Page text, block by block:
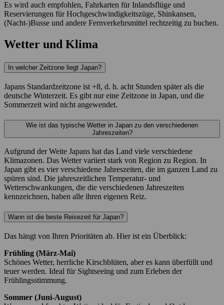
Es wird auch empfohlen, Fahrkarten für Inlandsflüge und
Reservierungen für Hochgeschwindigkeitszüge, Shinkansen,
(Nacht-)Busse und andere Fernverkehrsmittel rechtzeitig zu buchen.
Wetter und Klima
In welcher Zeitzone liegt Japan?
Japans Standardzeitzone ist +8, d. h. acht Stunden später als die
deutsche Winterzeit. Es gibt nur eine Zeitzone in Japan, und die
Sommerzeit wird nicht angewendet.
Wie ist das typische Wetter in Japan zu den verschiedenen
Jahreszeiten?
Aufgrund der Weite Japans hat das Land viele verschiedene
Klimazonen. Das Wetter variiert stark von Region zu Region. In
Japan gibt es vier verschiedene Jahreszeiten, die im ganzen Land zu
spüren sind. Die jahreszeitlichen Temperatur- und
Wetterschwankungen, die die verschiedenen Jahreszeiten
kennzeichnen, haben alle ihren eigenen Reiz.
Wann ist die beste Reisezeit für Japan?
Das hängt von Ihren Prioritäten ab. Hier ist ein Überblick:
Frühling (März-Mai)
Schönes Wetter, herrliche Kirschblüten, aber es kann überfüllt und
teuer werden. Ideal für Sightseeing und zum Erleben der
Frühlingsstimmung.
Sommer (Juni-August)